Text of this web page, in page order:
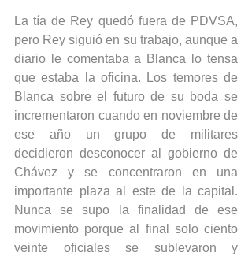
La tía de Rey quedó fuera de PDVSA,
pero Rey siguió en su trabajo, aunque a
diario le comentaba a Blanca lo tensa
que estaba la oficina. Los temores de
Blanca sobre el futuro de su boda se
incrementaron cuando en noviembre de
ese año un grupo de militares
decidieron desconocer al gobierno de
Chávez y se concentraron en una
importante plaza al este de la capital.
Nunca se supo la finalidad de ese
movimiento porque al final solo ciento
veinte oficiales se sublevaron y